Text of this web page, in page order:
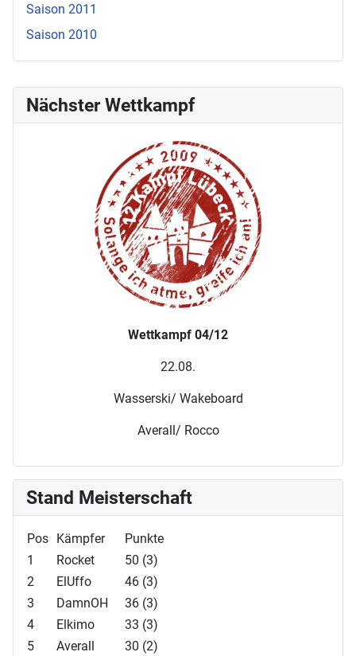
Nächster Wettkampf
Wettkampf 04/12
22.08.
Wasserski/ Wakeboard
Averall/ Rocco
Stand Meisterschaft
Pos Kämpfer
Punkte
1
Rocket
50 (3)
2
ElUffo
46 (3)
3
DamnOH
36 (3)
4
Elkimo
33 (3)
5
Averall
30 (2)
Saison 2011
Saison 2010